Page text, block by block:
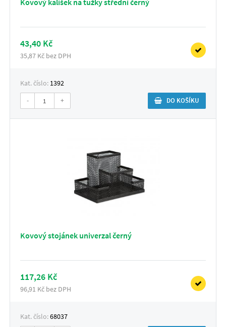
Kovový kalíšek na tužky střední černý
43,40 Kč
35,87 Kč bez DPH
Kat. číslo: 1392
- + DO KOŠÍKU
Kovový stojánek univerzal černý
117,26 Kč
96,91 Kč bez DPH
Kat. číslo:68037